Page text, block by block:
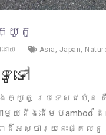
ក្យូតូ
ដោយ Asia , Japan,
ទៅ
រុងក្យូតូ ប្រទេសជប៉ុន
ាមួយនឹងដើមប
រៃដ៏អស្ចារ្យនេះផ្ត